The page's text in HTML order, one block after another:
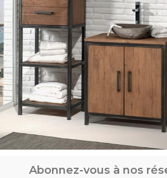
Abonnez-vous à nos